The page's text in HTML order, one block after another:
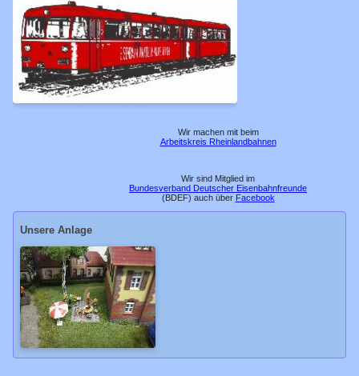
17.04.2016
17.11.2013
13.11.2011
20.10.2006
Awanst. Zunft
Bf Königsbach
Hp Malzmühle
Bf Warstein
Bf Bitburg
Wir machen mit beim
Arbeitskreis Rheinlandbahnen
Wir sind Mitglied im
Bundesverband Deutscher Eisenbahnfreunde
(BDEF) auch über Facebook
Unsere Anlage